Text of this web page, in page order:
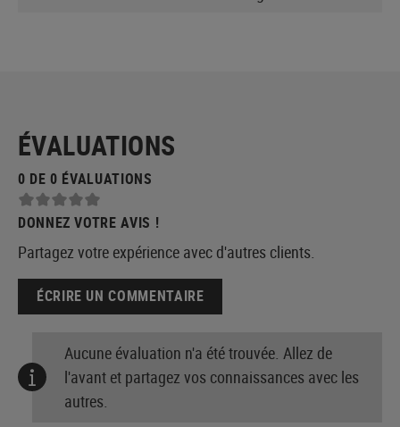
ÉVALUATIONS
0 DE 0 ÉVALUATIONS
DONNEZ VOTRE AVIS !
Partagez votre expérience avec d'autres clients.
ÉCRIRE UN COMMENTAIRE
Aucune évaluation n'a été trouvée. Allez de
l'avant et partagez vos connaissances avec les
autres.